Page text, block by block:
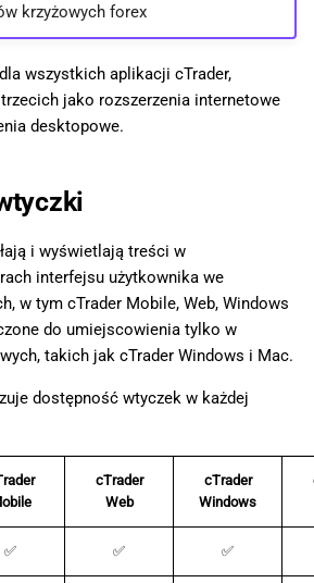
krzyżowych forex
wszystkich aplikacji cTrader,
jako rozszerzenia internetowe
desktopowe.
i wyświetlają treści w
interfejsu użytkownika we
w tym cTrader Mobile, Web, Windows
do umiejscowienia tylko w
takich jak cTrader Windows i Mac.
dostępność wtyczek w każdej
cTrader
Web
cTrader
Windows
✅ ✅ ✅